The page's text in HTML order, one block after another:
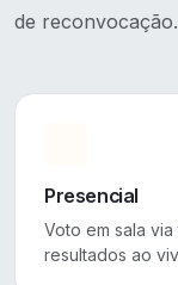
de reconvocação.
Presencial
Voto em sala
resultados ao